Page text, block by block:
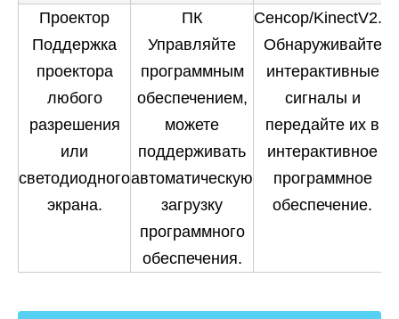
Проектор
Поддержка
проектора
любого
разрешения
или
светодиодного
экрана.
ПК
Управляйте
программным
обеспечением,
можете
поддерживать
автоматическую
загрузку
программного
обеспечения.
Сенсор/KinectV2.0
Обнаруживайте
интерактивные
сигналы и
передайте их в
интерактивное
программное
обеспечение.